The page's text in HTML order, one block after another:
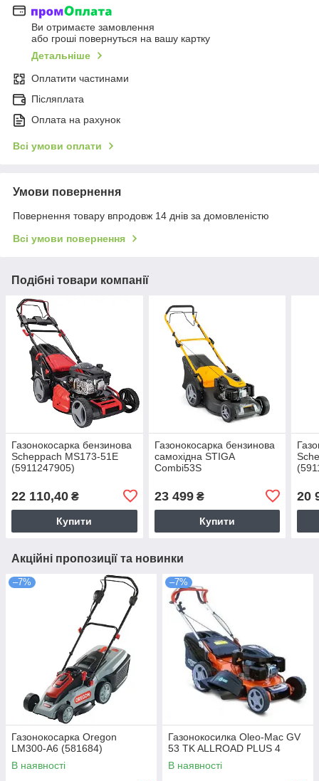
Ви отримаєте замовлення
або гроші повернуться на вашу картку
Детальніше
Оплатити частинами
Післяплата
Оплата на рахунок
Всі умови оплати
Умови повернення
Повернення товару впродовж 14 днів за домовленістю
Всі умови повернення
Подібні товари компанії
Газонокосарка бензинова
Scheppach MS173-51E
(5911247905)
22 110,40 ₴
Купити
Газонокосарка бензинова
самохідна STIGA
Combi53S
23 499₴
Купити
20
Акційні пропозиції та новинки
–7%
Газонокосарка Oregon
LM300-A6 (581684)
В наявності
–7%
Газонокосилка Оlео-Маc GV
53 TK ALLROAD PLUS 4
В наявності